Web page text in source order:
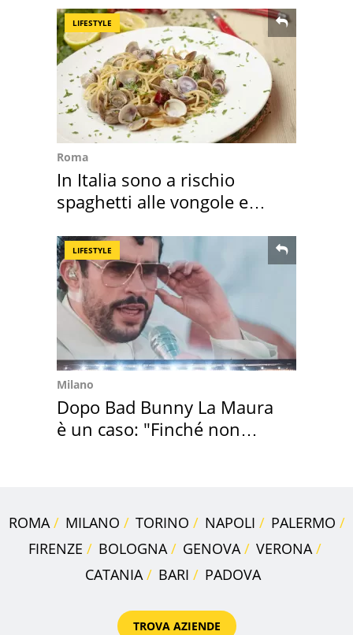
LIFESTYLE
Roma
In Italia sono a rischio
spaghetti alle vongole e
LIFESTYLE
Milano
Dopo Bad Bunny La Maura
è un caso: "Finché non
ROMA MILANO TORINO NAPOLI
PALERMO
FIRENZE
BOLOGNA GENOVA
VERONA
CATANIA
BARI PADOVA
TROVA AZIENDE